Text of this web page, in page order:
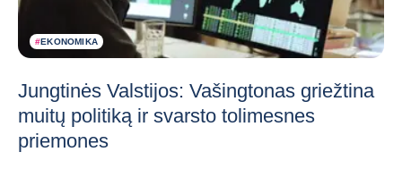
#EKONOMIKA
Jungtinės Valstijos: Vašingtonas griežtina
muitų politiką ir svarsto tolimesnes
priemones